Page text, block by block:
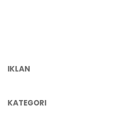
IKLAN
KATEGORI